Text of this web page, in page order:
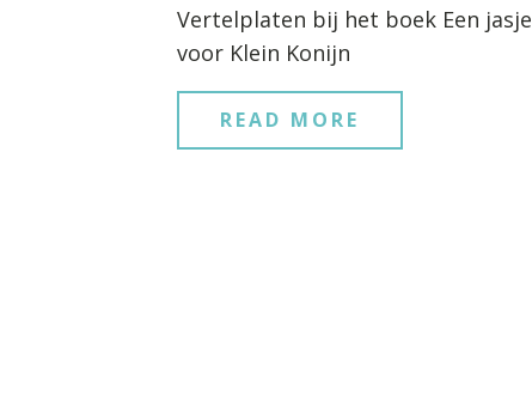
Vertelplaten bij het boek Een jasje
voor Klein Konijn
READ MORE